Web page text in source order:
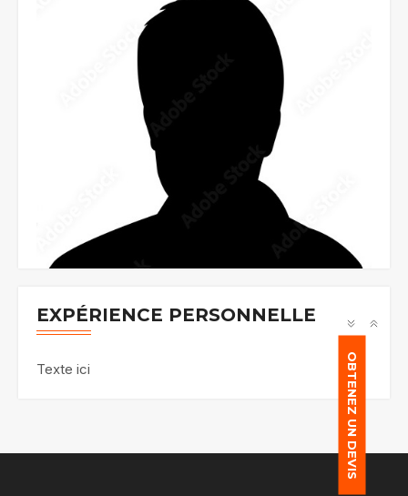
EXPÉRIENCE PERSONNELLE​
Texte ici OBTENEZ UN DEVIS